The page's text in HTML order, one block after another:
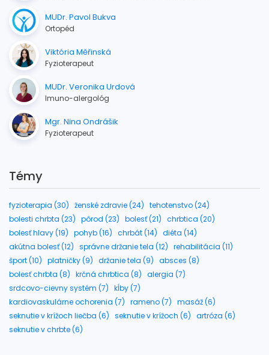
MUDr. Pavol Bukva
Ortopéd
Viktória Měřinská
Fyzioterapeut
MUDr. Veronika Urdová
Imuno-alergológ
Mgr. Nina Ondrášik
Fyzioterapeut
Témy
fyzioterapia (30) ženské zdravie (24) tehotenstvo (24)
bolesti chrbta (23) pôrod (23) bolesť (21) chrbtica (20)
bolesť hlavy (19) pohyb (16) chrbát (14) diéta (14)
akútna bolesť (12) správne držanie tela (12) rehabilitácia (11)
šport (10) platničky (9) držanie tela (9) absces (8)
bolesť chrbta (8) krčná chrbtica (8) alergia (7)
srdcovo-cievny systém (7) kĺby (7)
kardiovaskulárne ochorenia (7) rameno (7) masáž (6)
seknutie v krížoch liečba (6) seknutie v krížoch (6) artróza (6)
seknutie v chrbte (6)